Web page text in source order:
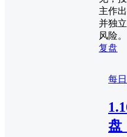
主作
并独
风险。
复盘
每
盘